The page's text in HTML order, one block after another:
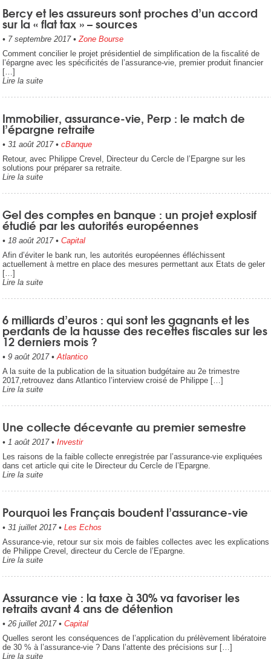
Bercy et les assureurs sont proches d’un accord
sur la « flat tax » – sources
• 7 septembre 2017• Zone Bourse
Comment concilier le projet présidentiel de simplification de la fiscalité de
l’épargne avec les spécificités de l’assurance-vie, premier produit financier
[…]
Lire la suite
Immobilier, assurance-vie, Perp : le match de
l’épargne retraite
• 31 août 2017• cBanque
Retour, avec Philippe Crevel, Directeur du Cercle de l’Epargne sur les
solutions pour préparer sa retraite.
Lire la suite
Gel des comptes en banque : un projet explosif
étudié par les autorités européennes
• 18 août 2017• Capital
Afin d’éviter le bank run, les autorités européennes éfléchissent
actuellement à mettre en place des mesures permettant aux Etats de geler
[…]
Lire la suite
6 milliards d’euros : qui sont les gagnants et les
perdants de la hausse des recettes fiscales sur les
12 derniers mois ?
• 9 août 2017• Atlantico
A la suite de la publication de la situation budgétaire au 2e trimestre
2017,retrouvez dans Atlantico l’interview croisé de Philippe […]
Lire la suite
Une collecte décevante au premier semestre
• 1 août 2017• Investir
Les raisons de la faible collecte enregistrée par l’assurance-vie expliquées
dans cet article qui cite le Directeur du Cercle de l’Epargne.
Lire la suite
Pourquoi les Français boudent l’assurance-vie
• 31 juillet 2017• Les Echos
Assurance-vie, retour sur six mois de faibles collectes avec les explications
de Philippe Crevel, directeur du Cercle de l’Epargne.
Lire la suite
Assurance vie : la taxe à 30% va favoriser les
retraits avant 4 ans de détention
• 26 juillet 2017• Capital
Quelles seront les conséquences de l’application du prélèvement libératoire
de 30 % à l’assurance-vie ? Dans l’attente des précisions sur […]
Lire la suite